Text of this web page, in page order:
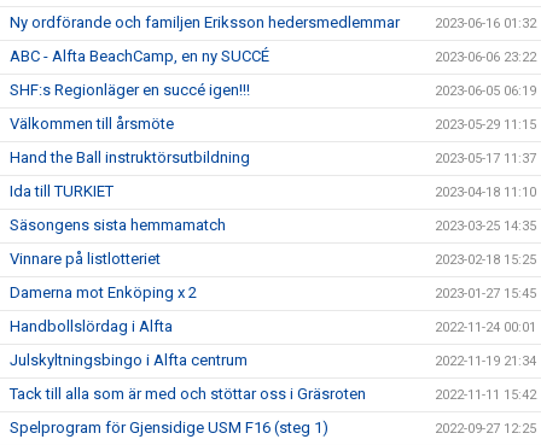
Ny ordförande och familjen Eriksson hedersmedlemmar 2023-06-16 01:32
ABC - Alfta BeachCamp, en ny SUCCÉ 2023-06-06 23:22
SHF:s Regionläger en succé igen!!! 2023-06-05 06:19
Välkommen till årsmöte 2023-05-29 11:15
Hand the Ball instruktörsutbildning 2023-05-17 11:37
Ida till TURKIET 2023-04-18 11:10
Säsongens sista hemmamatch 2023-03-25 14:35
Vinnare på listlotteriet 2023-02-18 15:25
Damerna mot Enköping x 2 2023-01-27 15:45
Handbollslördag i Alfta 2022-11-24 00:01
Julskyltningsbingo i Alfta centrum 2022-11-19 21:34
Tack till alla som är med och stöttar oss i Gräsroten 2022-11-11 15:42
Spelprogram för Gjensidige USM F16 (steg 1) 2022-09-27 12:25